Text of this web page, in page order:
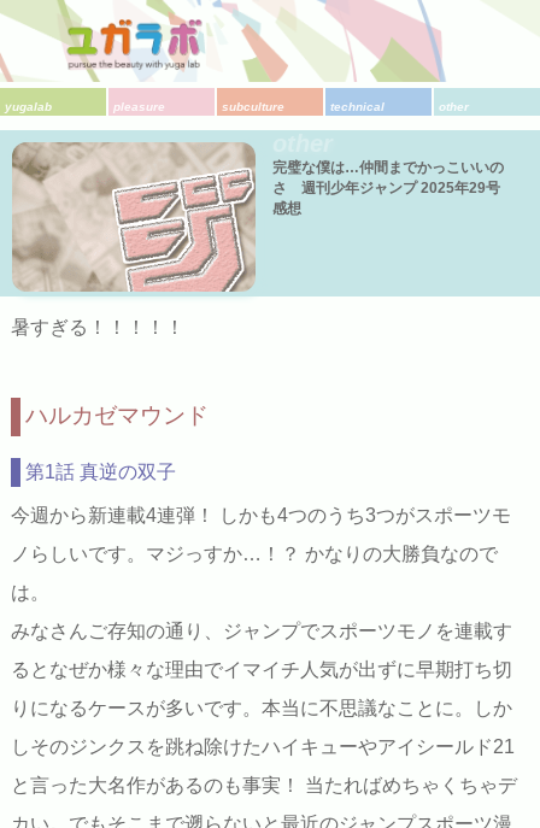
yugalab pleasure subculture technical other
完璧な僕は…仲間までかっこいいの
さ 週刊少年ジャンプ 2025年29号
感想
暑すぎる！！！！！
ハルカゼマウンド
第1話 真逆の双子
今週から新連載4連弾！ しかも4つのうち3つがスポーツモ
ノらしいです。マジっすか…！？ かなりの大勝負なので
は。
みなさんご存知の通り、ジャンプでスポーツモノを連載す
るとなぜか様々な理由でイマイチ人気が出ずに早期打ち切
りになるケースが多いです。本当に不思議なことに。しか
しそのジンクスを跳ね除けたハイキューやアイシールド21
と言った大名作があるのも事実！ 当たればめちゃくちゃデ